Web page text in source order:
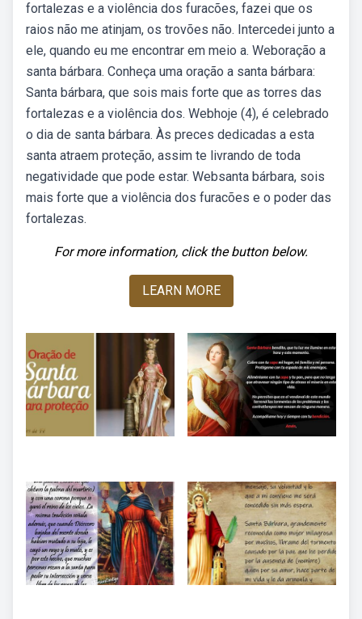
fortalezas e a violência dos furacões, fazei que os
raios não me atinjam, os trovões não. Intercedei junto a
ele, quando eu me encontrar em meio a. Weboração a
santa bárbara. Conheça uma oração a santa bárbara:
Santa bárbara, que sois mais forte que as torres das
fortalezas e a violência dos. Webhoje (4), é celebrado
o dia de santa bárbara. Às preces dedicadas a esta
santa atraem proteção, assim te livrando de toda
negatividade que pode estar. Websanta bárbara, sois
mais forte que a violência dos furacões e o poder das
fortalezas.
For more information, click the button below.
LEARN MORE